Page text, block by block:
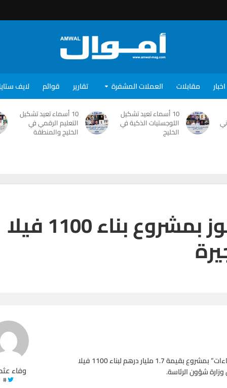
اخبار مقابلات العملات المشفرة تقارير قوائم لايف
10 أسماء تعيد تشكيل
اللوجستيات الذكية في
الخليج
10 أسماء تعيد تشكيل
التعليم الرقمي في
الخليج والمنطقة
“أرابتك للإنشاءات” تفوز بمشروع بناء 1100 فيلا
وفاء
#
أعلنت شركة “أرابتك القابضة” عن فوز شركتها التابعة “أرابتك للإنشاءات” بمشروع بقيمة 1.7 مليار درهم لبناء 1100 فيلا
شؤون الرئاسة.